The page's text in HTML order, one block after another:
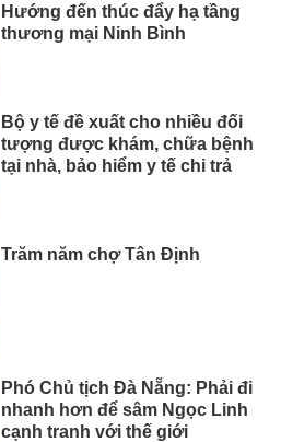
Hướng đến thúc đẩy hạ tầng
thương mại Ninh Bình
Bộ y tế đề xuất cho nhiều đối
tượng được khám, chữa bệnh
tại nhà, bảo hiểm y tế chi trả
Trăm năm chợ Tân Định
Phó Chủ tịch Đà Nẵng: Phải đi
nhanh hơn để sâm Ngọc Linh
cạnh tranh với thế giới